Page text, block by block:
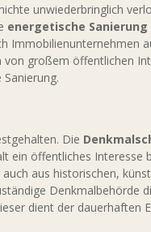
unwiederbringlich
energetische
Immobilienunternehmen
von großem öffentlichen
Die
ein öffentliches Interesse
aus historischen,
Denkmalbehörde
dient der dauerhaften